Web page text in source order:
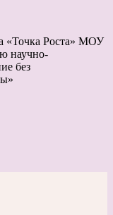
«Точка Роста» МОУ
научно-
без